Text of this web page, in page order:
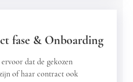
fase & Onboarding
ervoor dat de gekozen
of haar contract ook